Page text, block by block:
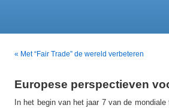
« Met “Fair Trade” de wereld verbeteren
Europese perspectieven
In het begin van het jaar 7 van de